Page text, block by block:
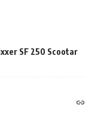
SF 250 Scootar